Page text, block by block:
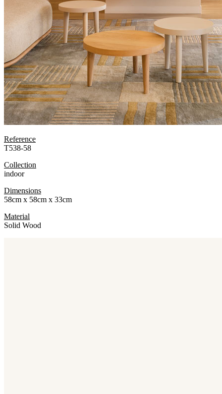
Reference
T538-58
Collection
indoor
Dimensions
58cm x 58cm x 33cm
Material
Solid Wood